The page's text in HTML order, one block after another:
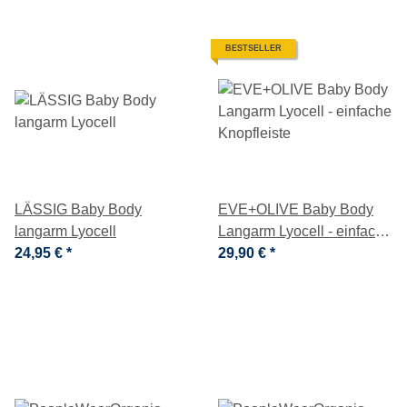
LÄSSIG Baby Body
langarm Lyocell
24,95 € *
BESTSELLER
EVE+OLIVE Baby Body
Langarm Lyocell - einfache
Knopfleiste
29,90 € *